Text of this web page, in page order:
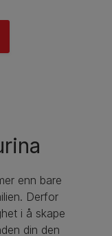
enn bare
Derfor
i å skape
din den